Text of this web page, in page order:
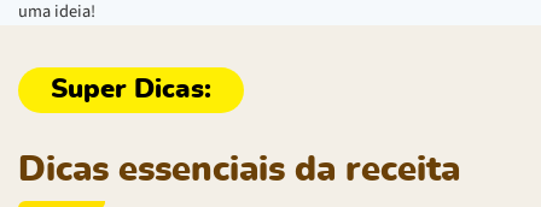
uma ideia!
Dicas essenciais da receita